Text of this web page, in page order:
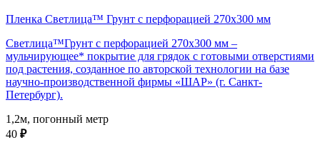
Пленка Светлица™ Грунт с перфорацией 270х300 мм
Светлица™Грунт с перфорацией 270х300 мм –
мульчирующее* покрытие для грядок с готовыми отверстиями
под растения, созданное по авторской технологии на базе
научно-производственной фирмы «ШАР» (г. Санкт-
Петербург).
1,2м, погонный метр
40 ₽